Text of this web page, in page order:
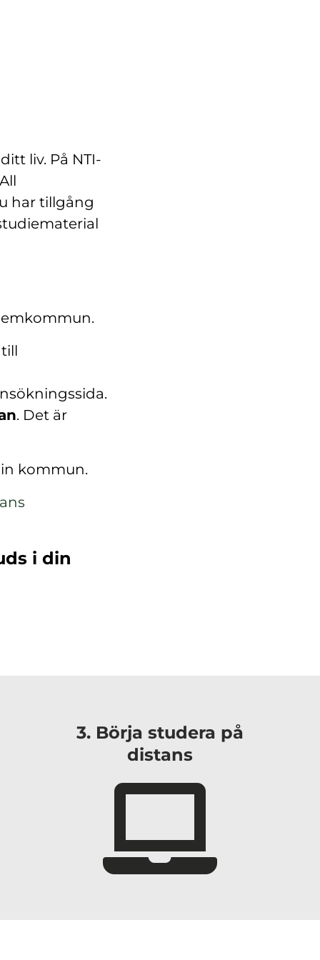
liv. På NTI-
har tillgång
. Det är
kommun.
i din
3. Börja studera på
distans